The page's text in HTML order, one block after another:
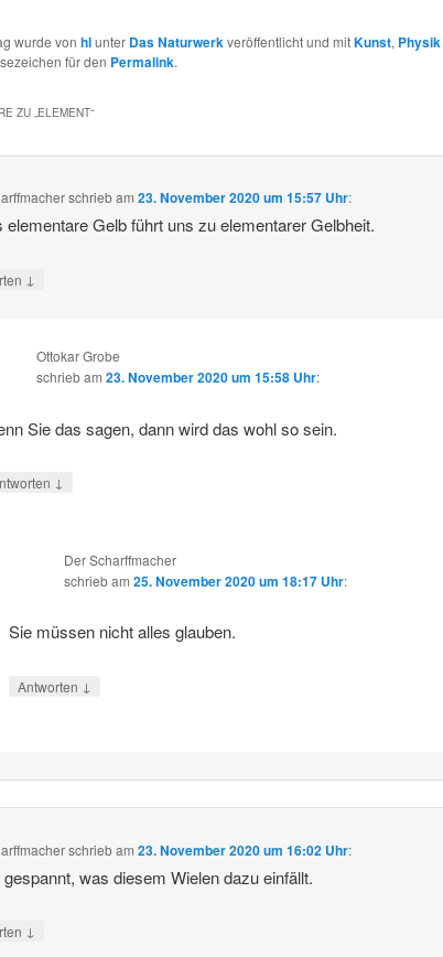
wurde von hlunter Das Naturwerk veröffentlicht und mitKunst, Physik
für den Permalink.
ZU „ELEMENT“
schriebam23. November 2020 um 15:57 Uhr:
elementare Gelb führt uns zu elementarer Gelbheit.
↓
Ottokar Grobe
schriebam 23. November 2020 um 15:58 Uhr:
Sie das sagen, dann wird das wohl so sein.
↓
Der Scharffmacher
schriebam 25. November 2020 um 18:17 Uhr:
Sie müssen nicht alles glauben.
Antworten ↓
schriebam23. November 2020 um 16:02 Uhr:
was diesem Wielen dazu einfällt.
↓